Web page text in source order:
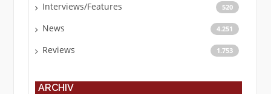
Interviews/Features 520
News 4.251
Reviews 1.753
ARCHIV